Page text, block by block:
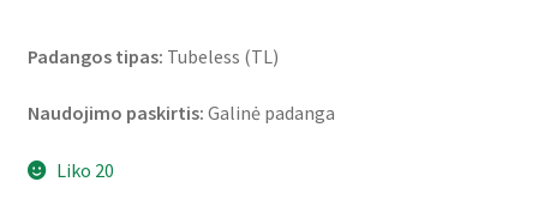
Padangos tipas: Tubeless (TL)
Naudojimo paskirtis: Galinė padanga
Liko 20